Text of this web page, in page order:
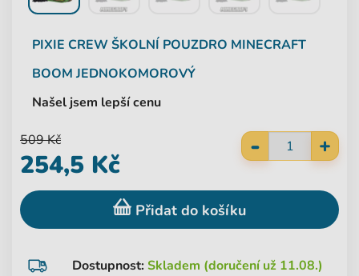
PIXIE CREWŠKOLNÍ POUZDRO MINECRAFT
BOOM JEDNOKOMOROVÝ
Našel jsem lepší cenu
Dostupnost:Skladem (doručení už 11.08.)
- +
509 Kč
254,5 Kč
Přidat do košíku